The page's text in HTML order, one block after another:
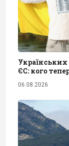
Українських
ЄС: кого
06.08.2026